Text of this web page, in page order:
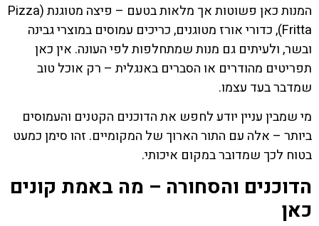
המנות כאן פשוטות אך מלאות בטעם – פיצה מטוגנת (Pizza
Fritta), כדורי אורז מטוגנים, כריכים עמוסים במוצרי גבינה
ובשר, ולעיתים גם מנות שמתחלפות לפי העונה. אין כאן
תפריטים מהודרים או הסברים באנגלית – רק אוכל טוב
שמדבר בעד עצמו.
מי שמבין עניין יודע לחפש את הדוכנים הקטנים והעמוסים
ביותר – אלה עם התור הארוך של המקומיים. זהו סימן כמעט
בטוח לכך שמדובר במקום איכותי.
הדוכנים והסחורה – מה באמת קונים
כאן